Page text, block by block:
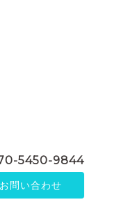
5450-9844
お問い合わせ